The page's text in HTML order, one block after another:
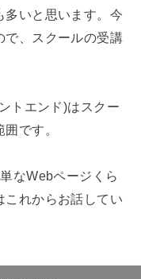
多いと思います。今
で、スクールの受講
トエンド)はスクー
です。
なWebページくら
これからお話してい